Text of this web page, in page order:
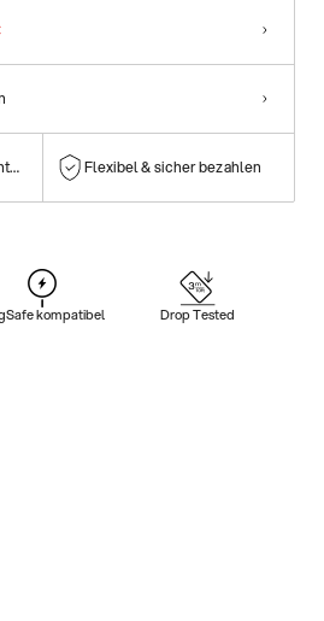
Flexibel & sicher bezahlen
kompatibel Drop Tested